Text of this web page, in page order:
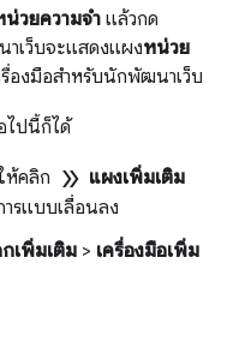
วยความจำ แล้วกด
เว็บจะแสดงแผงหน่วย
องมือสำหรับนักพัฒนาเว็บ
ไปนี้ก็ได้
ห้คลิก double_arrow แผงเพิ่มเติม
ารแบบเลื่อนลง
กเพิ่มเติม > เครื่องมือเพิ่ม